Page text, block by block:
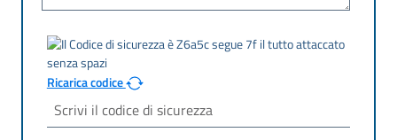
Ricarica codice